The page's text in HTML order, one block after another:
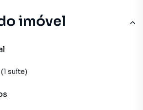
imóvel
(1 suíte)